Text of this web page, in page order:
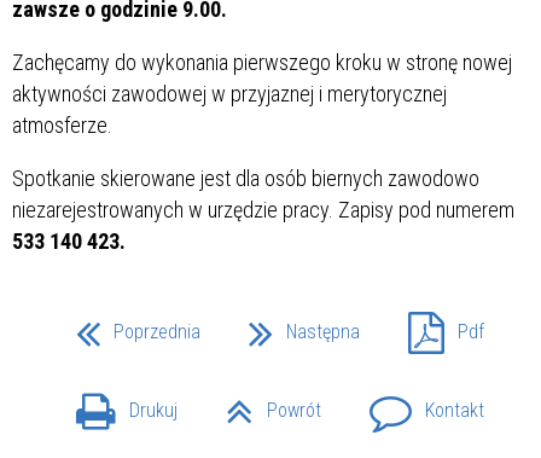
zawsze o godzinie 9.00.
Zachęcamy do wykonania pierwszego kroku w stronę nowej
aktywności zawodowej w przyjaznej i merytorycznej
atmosferze.
Spotkanie skierowane jest dla osób biernych zawodowo
niezarejestrowanych w urzędzie pracy. Zapisy pod numerem
533 140 423.
Poprzednia Następna Pdf
Drukuj Powrót Kontakt